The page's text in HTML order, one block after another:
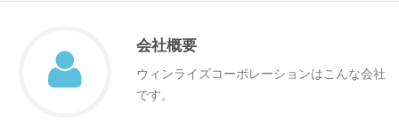
会社概要
ウィンライズコーポレーションはこんな会社
です。